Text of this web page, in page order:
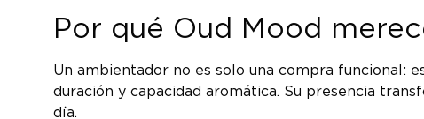
Por qué Oud Mood
Un ambientador no es solo una compra funcional:
duración y capacidad aromática. Su presencia
día.